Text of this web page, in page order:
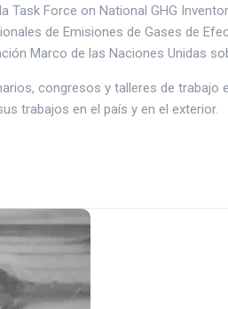
Force on National GHG
de Emisiones de Gases de
Marco de las Naciones Unidas
congresos y talleres de
trabajos en el país y en el exterior.